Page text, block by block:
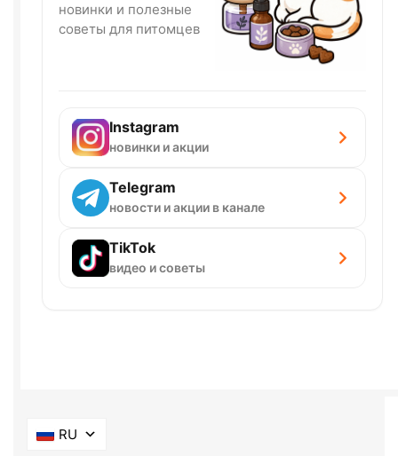
новинки и полезные
советы для питомцев
Instagram
новинки и акции
Telegram
новости и акции в канале
TikTok
видео и советы
RU